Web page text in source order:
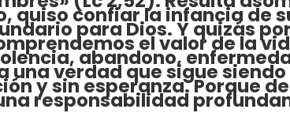
quiso confiar la infancia de
para Dios. Y quizás
el valor de la
abandono,
una verdad que sigue siendo
y sin esperanza. Porque
responsabilidad